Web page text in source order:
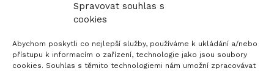
Spravovat souhlas s
cookies
Abychom poskytli co nejlepší služby, používáme k ukládání a/nebo
přístupu k informacím o zařízení, technologie jako jsou soubory
cookies. Souhlas s těmito technologiemi nám umožní zpracovávat
Projekt je financován Evropskou unií, z programu
GENERATION EU (ID: EDIH1.5.01.4). Vyjádřené názory
a stanoviska jsou pouze názory a stanoviska autora